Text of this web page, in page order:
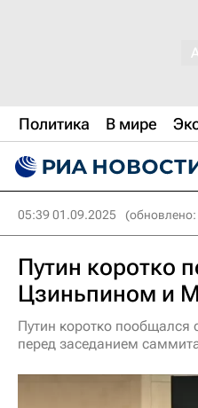
Политика В мире
05:39 01.09.2025
Путин коротко
Цзиньпином и
Путин коротко
перед заседанием